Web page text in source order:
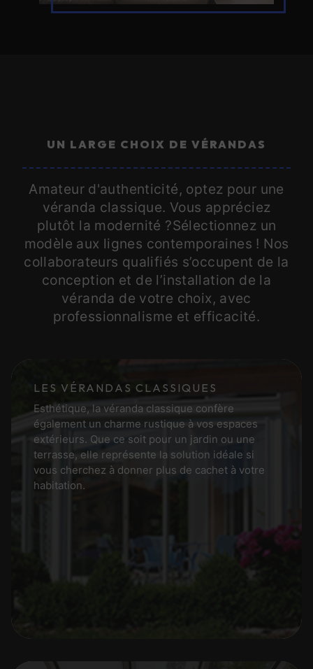
UN LARGE CHOIX DE VÉRANDAS
Amateur d'authenticité, optez pour une
véranda classique. Vous appréciez
plutôt la modernité ?Sélectionnez un
modèle aux lignes contemporaines ! Nos
collaborateurs qualifiés s’occupent de la
conception et de l’installation de la
véranda de votre choix, avec
professionnalisme et efficacité.
LES VÉRANDAS CLASSIQUES
Esthétique, la véranda classique confère
également un charme rustique à vos espaces
extérieurs. Que ce soit pour un jardin ou une
terrasse, elle représente la solution idéale si
vous cherchez à donner plus de cachet à votre
habitation.